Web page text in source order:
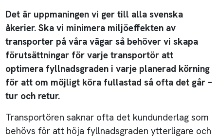
Det är uppmaningen vi ger till alla svenska
åkerier. Ska vi minimera miljöeffekten av
transporter på våra vägar så behöver vi skapa
förutsättningar för varje transportör att
optimera fyllnadsgraden i varje planerad körning
för att om möjligt köra fullastad så ofta det går –
tur och retur.
Transportören saknar ofta det kundunderlag som
behövs för att höja fyllnadsgraden ytterligare och